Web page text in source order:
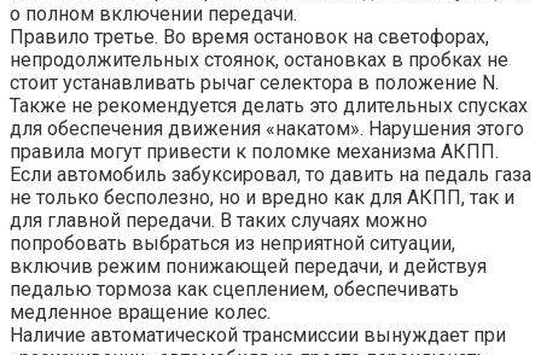
о полном включении передачи.
Правило третье. Во время остановок на светофорах,
непродолжительных стоянок, остановках в пробках не
стоит устанавливать рычаг селектора в положение N.
Также не рекомендуется делать это длительных спусках
для обеспечения движения «накатом». Нарушения этого
правила могут привести к поломке механизма АКПП.
Если автомобиль забуксировал, то давить на педаль газа
не только бесполезно, но и вредно как для АКПП, так и
для главной передачи. В таких случаях можно
попробовать выбраться из неприятной ситуации,
включив режим понижающей передачи, и действуя
педалью тормоза как сцеплением, обеспечивать
медленное вращение колес.
Наличие автоматической трансмиссии вынуждает при